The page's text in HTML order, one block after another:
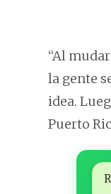
“Al
la gente
idea.
Puerto